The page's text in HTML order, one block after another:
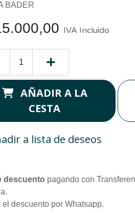
BADER
IVA Incluido
AÑADIR A LA
CESTA
a lista de deseos
descuento pagando con
el descuento por Whatsapp.